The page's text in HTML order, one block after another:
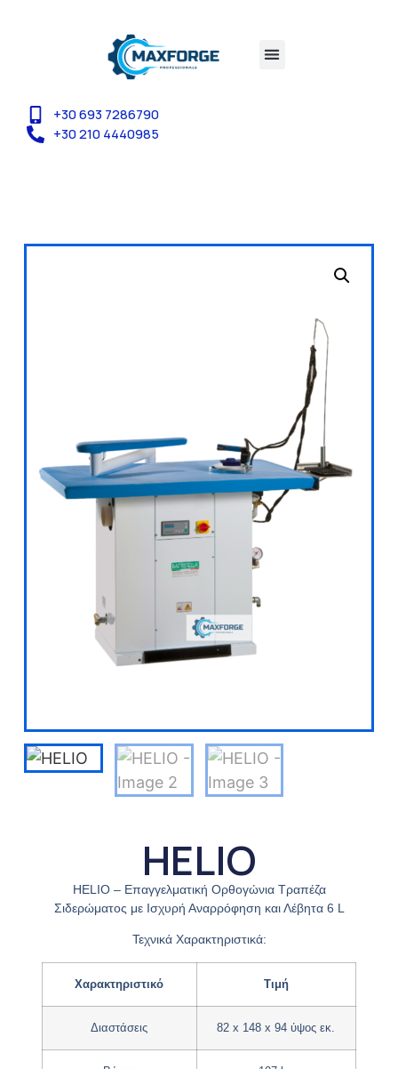
+30 693 7286790
+30 210 4440985
HELIO
HELIO – Επαγγελματική Ορθογώνια Τραπέζα
Σιδερώματος με Ισχυρή Αναρρόφηση και Λέβητα 6 L
Τεχνικά Χαρακτηριστικά:
Χαρακτηριστικό Τιμή
Διαστάσεις 82 x 148 x 94 ύψος εκ.